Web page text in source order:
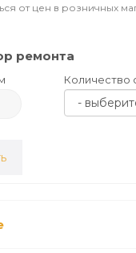
от цен в розничных
ремонта
Количество